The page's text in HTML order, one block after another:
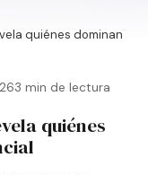
quiénes dominan
3 min de lectura
quiénes